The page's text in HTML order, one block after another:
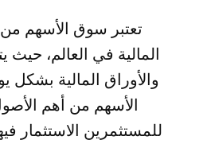
تعتبر سوق الأسهم
المالية في العالم، حيث
والأوراق المالية بشكل
الأسهم من أهم
للمستثمرين الاستثمار